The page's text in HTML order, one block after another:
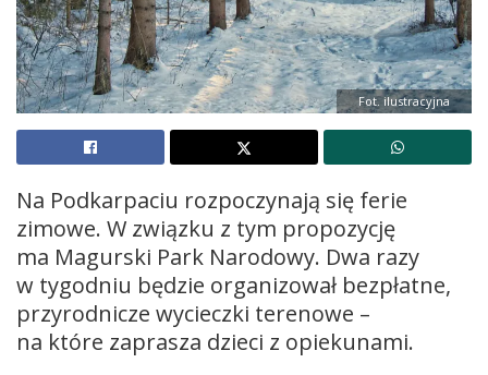
Fot. ilustracyjna
Na Podkarpaciu rozpoczynają się ferie
zimowe. W związku z tym propozycję
ma Magurski Park Narodowy. Dwa razy
w tygodniu będzie organizował bezpłatne,
przyrodnicze wycieczki terenowe –
na które zaprasza dzieci z opiekunami.